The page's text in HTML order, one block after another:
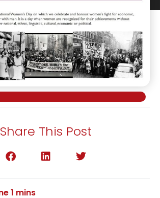
Share This Post